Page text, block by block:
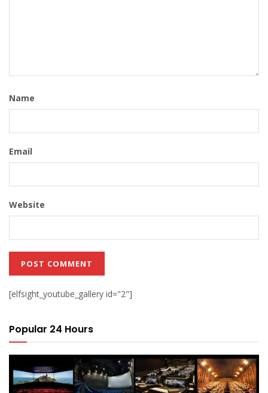
Name
Email
Website
[elfsight_youtube_gallery id="2"]
Popular 24 Hours